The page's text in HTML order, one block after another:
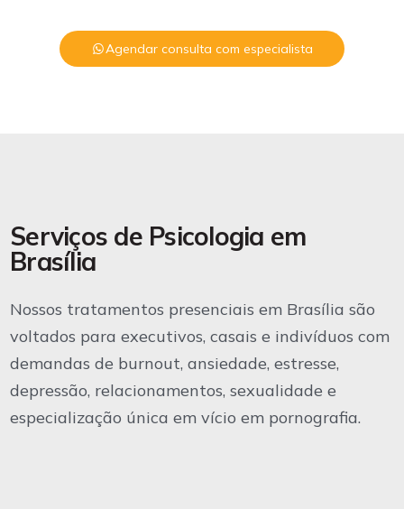
Agendar consulta com especialista
Serviços de Psicologia em
Brasília
Nossos tratamentos presenciais em Brasília são
voltados para executivos, casais e indivíduos com
demandas de burnout, ansiedade, estresse,
depressão, relacionamentos, sexualidade e
especialização única em vício em pornografia.